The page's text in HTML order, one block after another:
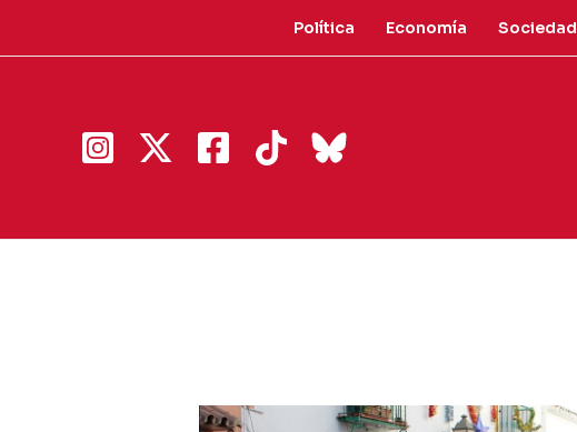
Política Economía Sociedad